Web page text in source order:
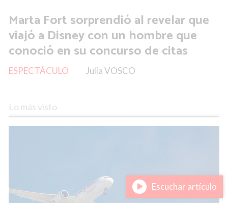
Marta Fort sorprendió al revelar que
viajó a Disney con un hombre que
conoció en su concurso de citas
Julia VOSCO
ESPECTÁCULO
Lo más visto
Escuchar artículo